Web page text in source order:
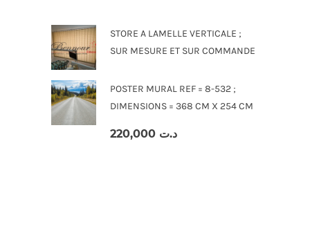
STORE A LAMELLE VERTICALE ;
SUR MESURE ET SUR COMMANDE
POSTER MURAL REF = 8-532 ;
DIMENSIONS = 368 CM X 254 CM
د.ت